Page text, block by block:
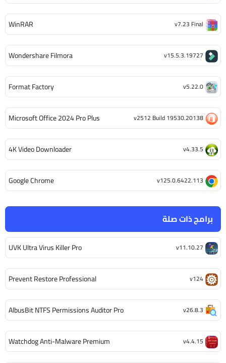
برامج ذات صلة
UVK Ultra Virus Killer Pro v11.10.27
Prevent Restore Professional v124
AlbusBit NTFS Permissions Auditor Pro v26.8.3
Watchdog Anti-Malware Premium v4.4.15
WinRAR v7.23 Final
Wondershare Filmora v15.5.3.19727
Format Factory v5.22.0
Microsoft Office 2024 Pro Plus v2512 Build 19530.20138
4K Video Downloader v4.33.5
Google Chrome v125.0.6422.113